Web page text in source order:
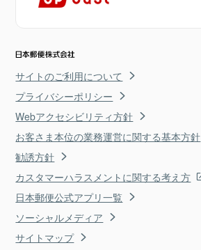
サイトのご利用について
プライバシーポリシー
Webアクセシビリティ方針
お客さま本位の業務運営に関する基本方針
勧誘方針
カスタマーハラスメントに関する考え方
日本郵便公式アプリ一覧
ソーシャルメディア
サイトマップ